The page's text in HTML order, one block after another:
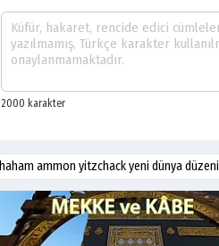
haham ammon yitzchack yeni dünya düzeni